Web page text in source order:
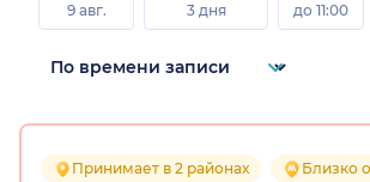
9 авг.
3 дня
до 11:00
Принимает в 2 районах Близко